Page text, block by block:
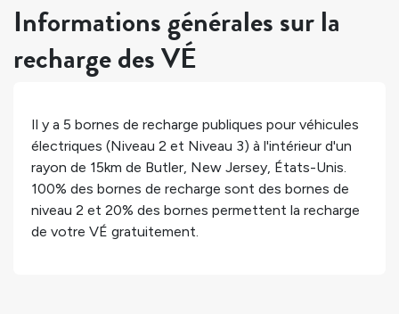
Informations générales sur la
recharge des VÉ
Il y a 5 bornes de recharge publiques pour véhicules
électriques (Niveau 2 et Niveau 3) à l'intérieur d'un
rayon de 15km de Butler, New Jersey, États-Unis.
100% des bornes de recharge sont des bornes de
niveau 2 et 20% des bornes permettent la recharge
de votre VÉ gratuitement.